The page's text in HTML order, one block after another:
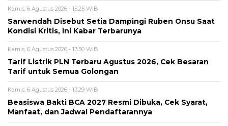
Kamis, 6 Agustus 2026 - 15:25 WIB
Sarwendah Disebut Setia Dampingi Ruben Onsu Saat
Kondisi Kritis, Ini Kabar Terbarunya
Kamis, 6 Agustus 2026 - 13:50 WIB
Tarif Listrik PLN Terbaru Agustus 2026, Cek Besaran
Tarif untuk Semua Golongan
Kamis, 6 Agustus 2026 - 13:29 WIB
Beasiswa Bakti BCA 2027 Resmi Dibuka, Cek Syarat,
Manfaat, dan Jadwal Pendaftarannya